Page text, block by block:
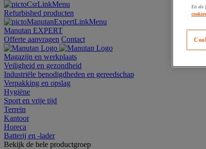
Refurbished producten
Manutan EXPERT
Offerte aanvragen Contact
Magazijn en werkplaats
Veiligheid en gezondheid
Industriële benodigdheden en gereedschap
Verpakking en opslag
Hygiëne
Sport en vrije tijd
Terrein
Kantoor
Horeca
Batterij en -lader
Bekijk de hele productgroep
En als